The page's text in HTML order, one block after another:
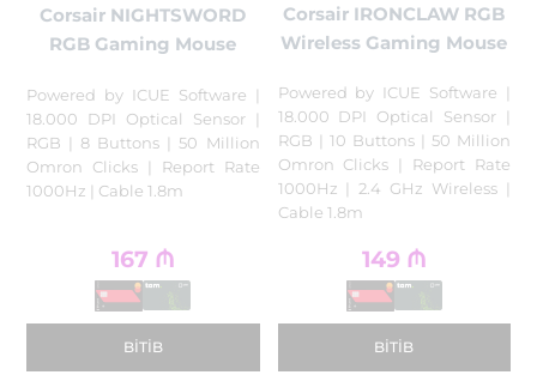
Corsair NIGHTSWORD
RGB Gaming Mouse
Powered by ICUE Software |
18.000 DPI Optical Sensor |
RGB | 8 Buttons | 50 Million
Omron Clicks | Report Rate
1000Hz | Cable 1.8m
167 ₼
BITIB
Corsair IRONCLAW RGB
Wireless Gaming Mouse
Powered by ICUE Software |
18.000 DPI Optical Sensor |
RGB | 10 Buttons | 50 Million
Omron Clicks | Report Rate
1000Hz | 2.4 GHz Wireless |
Cable 1.8m
149 ₼
BITIB